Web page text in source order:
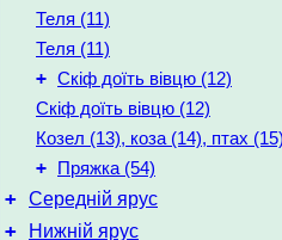
Теля (11)
Теля (11)
+ Скіф доїть вівцю (12)
Скіф доїть вівцю (12)
Козел (13), коза (14), птах (15)
+ Пряжка (54)
+ Середній ярус
+ Нижній ярус